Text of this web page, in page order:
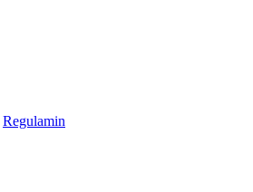
Regulamin